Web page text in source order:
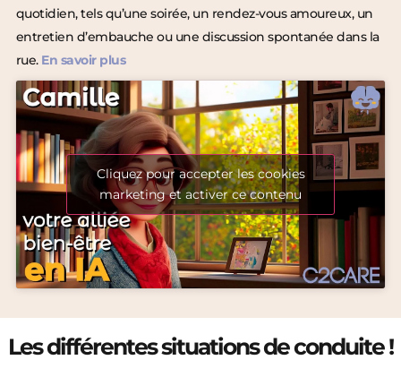
Cliquez pour accepter les cookies
marketing et activer ce contenu
quotidien, tels qu’une soirée, un rendez-vous amoureux, un
entretien d’embauche ou une discussion spontanée dans la
rue. En savoir plus
Les différentes situations de conduite !